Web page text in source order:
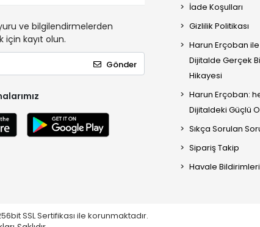
ve bilgilendirmelerden
için kayıt olun.
Gönder
İade Koşulları
Gizlilik Politikası
Harun Erçoban
Dijitalde Gerçek
Hikayesi
Harun Erçoban:
Dijitaldeki Güçlü
Sıkça Sorulan
Sipariş Takip
Havale Bildirimleri
SSL Sertifikası ile korunmaktadır.